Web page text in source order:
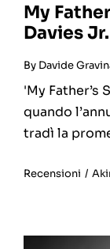
My
Davies Jr.
By Davide
'My Father’s
quando
tradì la
Recensioni /